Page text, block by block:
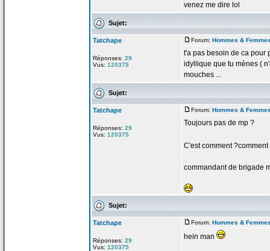
venez me dire lol
Sujet:
Tatchape
Réponses: 29
Vus: 120375
Forum: Hommes &
t'a pas besoin de ca pour
idyllique que tu mènes (
mouches ...
Sujet:
Tatchape
Réponses: 29
Vus: 120375
Forum: Hommes &
Toujours pas de mp ?
C'est comment
commandant de brigade
Sujet:
Tatchape
Réponses: 29
Vus: 120375
Forum: Hommes &
hein man